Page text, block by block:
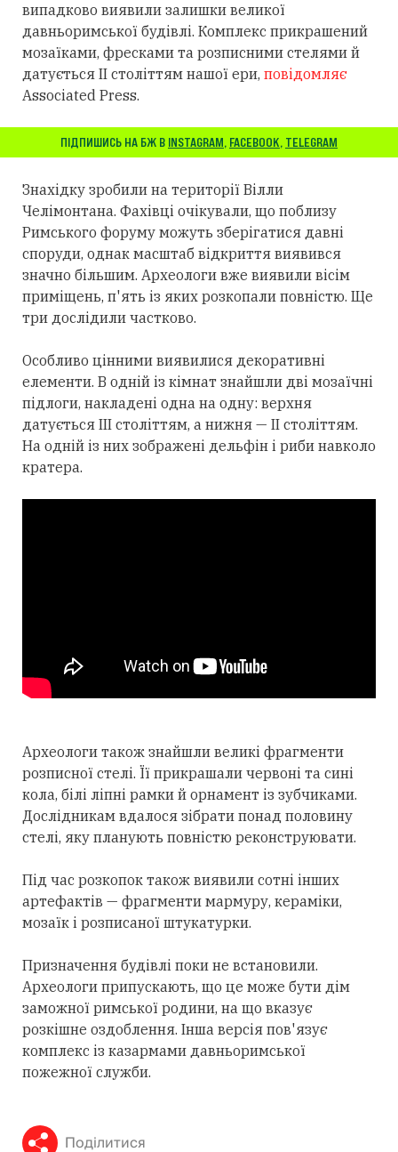
випадково виявили залишки великої
давньоримської будівлі. Комплекс прикрашений
мозаїками, фресками та розписними стелями й
датується II століттям нашої ери, повідомляє
Associated Press.
ПІДПИШИСЬ НА БЖ В INSTAGRAM, FACEBOOK, TELEGRAM
Знахідку зробили на території Вілли
Челімонтана. Фахівці очікували, що поблизу
Римського форуму можуть зберігатися давні
споруди, однак масштаб відкриття виявився
значно більшим. Археологи вже виявили вісім
приміщень, п'ять із яких розкопали повністю. Ще
три дослідили частково.
Особливо цінними виявилися декоративні
елементи. В одній із кімнат знайшли дві мозаїчні
підлоги, накладені одна на одну: верхня
датується III століттям, а нижня — II століттям.
На одній із них зображені дельфін і риби навколо
кратера.
Археологи також знайшли великі фрагменти
розписної стелі. Її прикрашали червоні та сині
кола, білі ліпні рамки й орнамент із зубчиками.
Дослідникам вдалося зібрати понад половину
стелі, яку планують повністю реконструювати.
Під час розкопок також виявили сотні інших
артефактів — фрагменти мармуру, кераміки,
мозаїк і розписаної штукатурки.
Призначення будівлі поки не встановили.
Археологи припускають, що це може бути дім
заможної римської родини, на що вказує
розкішне оздоблення. Інша версія пов'язує
комплекс із казармами давньоримської
пожежної служби.
Поділитися